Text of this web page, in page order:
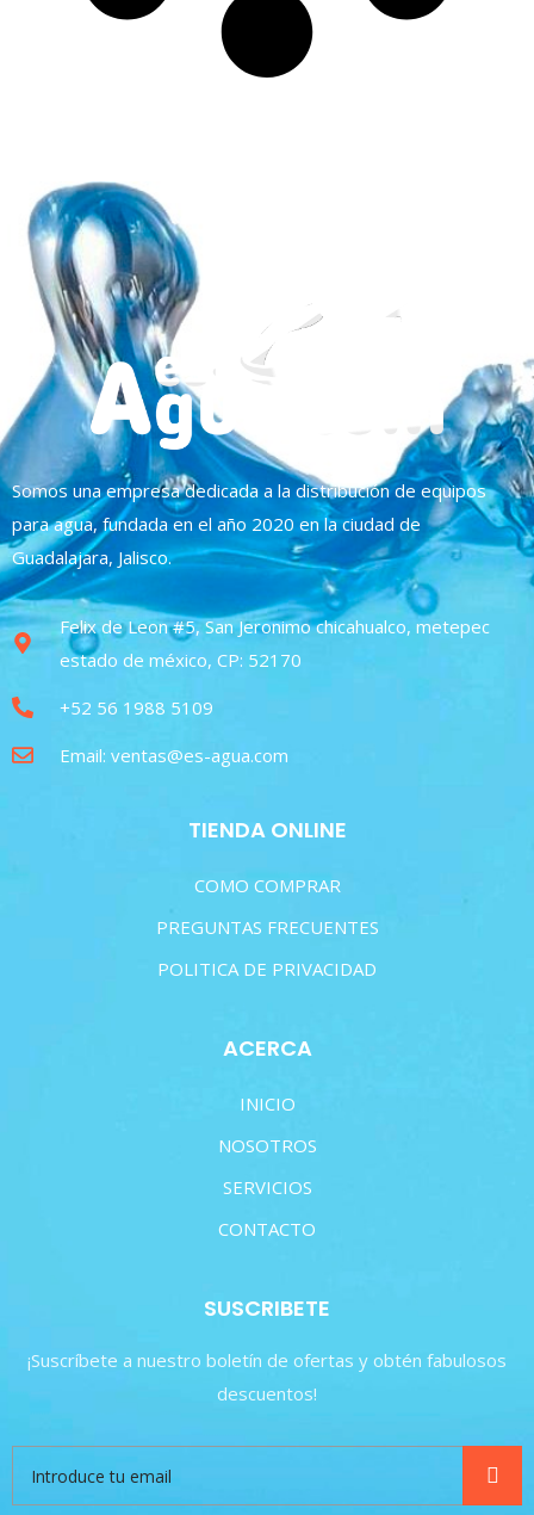
Somos una empresa dedicada a la distribución de equipos
para agua, fundada en el año 2020 en la ciudad de
Guadalajara, Jalisco.
Felix de Leon #5, San Jeronimo chicahualco, metepec
estado de méxico, CP: 52170
+52 56 1988 5109
Email: ventas@es-agua.com
TIENDA ONLINE
COMO COMPRAR
PREGUNTAS FRECUENTES
POLITICA DE PRIVACIDAD
ACERCA
INICIO
NOSOTROS
SERVICIOS
CONTACTO
SUSCRIBETE
¡Suscríbete a nuestro boletín de ofertas y obtén fabulosos
descuentos!